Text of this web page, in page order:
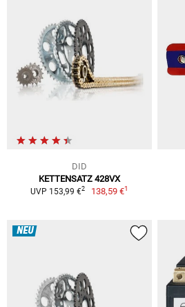
DID
KETTENSATZ 428VX
UVP 153,99 €2 138,59 €1
NEU